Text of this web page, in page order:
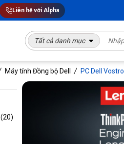
Liên hệ với Alpha
Tất cả danh mục
Máy tính Đồng bộ Dell PC Dell Vostro
(20)